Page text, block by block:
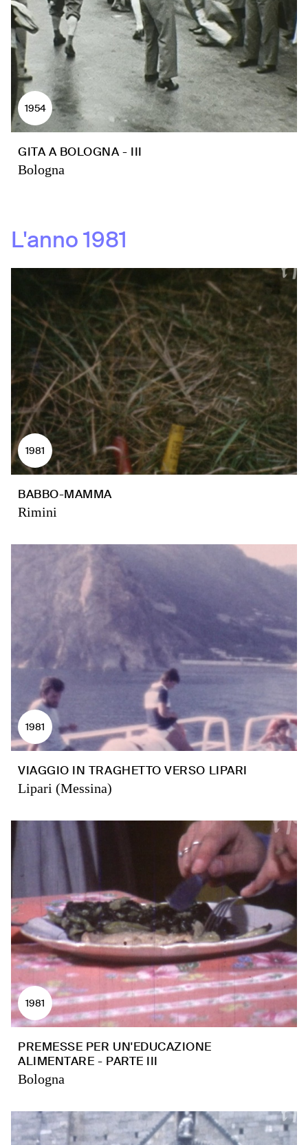
1954
GITA A BOLOGNA - III
Bologna
L'anno1981
1981
BABBO-MAMMA
Rimini
1981
VIAGGIO IN TRAGHETTO VERSO LIPARI
Lipari (Messina)
1981
PREMESSE PER UN'EDUCAZIONE
ALIMENTARE - PARTE III
Bologna